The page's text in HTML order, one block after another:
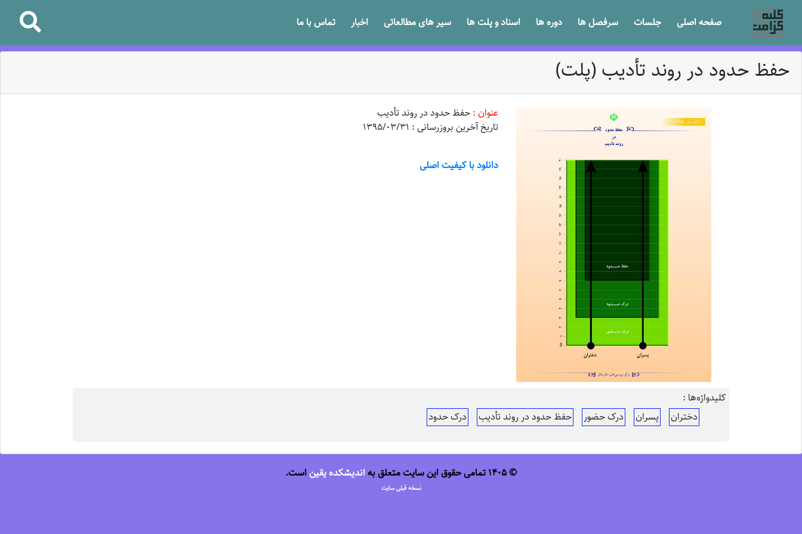
صفحه اصلی جلسات سرفصل ها دوره ها اسناد و پلت ها سیر های مطالعاتی اخبار تماس با ما
حفظ حدود در روند تأدیب (پلت)
عنوان : حفظ حدود در روند تأدیب
تاریخ آخرین بروزرسانی : 1395/03/31
دانلود با کیفیت اصلی
کلیدواژه‌ها :
دختران
پسران درک حضور حفظ حدود در روند تأدیب درک حدود
© 1405 تمامی حقوق این سایت متعلق به اندیشکده یقین است.
نسخه قبلی سایت